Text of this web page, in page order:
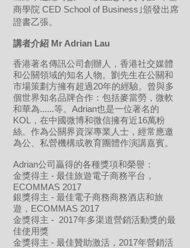
商學院 CED School of Business｣頒發出席
證書乙張。
講者介紹 Mr Adrian Lau
香港著名傳訊公司創辦人，香港社交媒體
和公關領域的知名人物。劉先生在公關和
市場策劃方擁有超過20年的經驗。曾與多
個世界知名品牌合作：包括麥當勞，微軟
和華為......等。Adrian也是一位著名的
KOL，在中國微博和微信擁有近16萬粉
絲。作為公關界資深專業人士，經常應邀
為公、私營機構或教育團體作演講嘉賓。
Adrian公司贏得的各種獎項和榮譽：
金獎得主 - 最佳旅遊電子商務平台，
ECOMMAS 2017
銀獎得主 - 最佳電子商務商務酒店和旅
遊，ECOMMAS 2017
金獎得主 - 2017年多渠道營銷活動獎的最
佳使用獎
金獎得主 - 最佳贊助激活，2017年營銷活